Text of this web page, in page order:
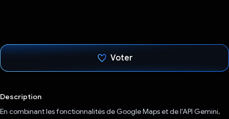
Voter
Description
En combinant les fonctionnalités de Google Maps et de l'API Gemini,